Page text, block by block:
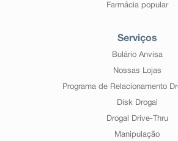
Farmácia popular
Serviços
Bulário Anvisa
Nossas Lojas
Programa de Relacionamento
Disk Drogal
Drogal Drive-Thru
Manipulação